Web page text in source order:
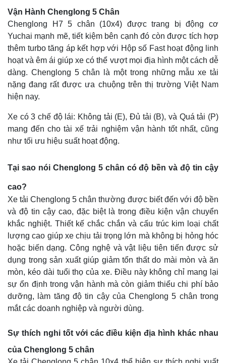
Vận Hành Chenglong 5 Chân
Chenglong H7 5 chân (10x4) được trang bị động cơ
Yuchai mạnh mẽ, tiết kiệm bên cạnh đó còn được tích hợp
thêm turbo tăng áp kết hợp với Hộp số Fast hoạt động linh
hoạt và êm ái giúp xe có thể vượt mọi địa hình một cách dễ
dàng. Chenglong 5 chân là một trong những mẫu xe tải
nặng đang rất được ưa chuộng trên thị trường Việt Nam
hiện nay.
Xe có 3 chế độ lái: Không tải (E), Đủ tải (B), và Quá tải (P)
mang đến cho tài xế trải nghiệm vận hành tốt nhất, cũng
như tối ưu hiệu suất hoạt động.
Tại sao nói Chenglong 5 chân có độ bền và độ tin cậy
cao?
Xe tải Chenglong 5 chân thường được biết đến với độ bền
và độ tin cậy cao, đặc biệt là trong điều kiện vận chuyển
khắc nghiệt. Thiết kế chắc chắn và cấu trúc kim loại chất
lượng cao giúp xe chịu tải trọng lớn mà không bị hỏng hóc
hoặc biến dạng. Công nghệ và vật liệu tiên tiến được sử
dụng trong sản xuất giúp giảm tổn thất do mài mòn và ăn
mòn, kéo dài tuổi thọ của xe. Điều này không chỉ mang lại
sự ổn định trong vận hành mà còn giảm thiểu chi phí bảo
dưỡng, làm tăng độ tin cậy của Chenglong 5 chân trong
mắt các doanh nghiệp và người dùng.
Sự thích nghi tốt với các điều kiện địa hình khác nhau
của Chenglong 5 chân